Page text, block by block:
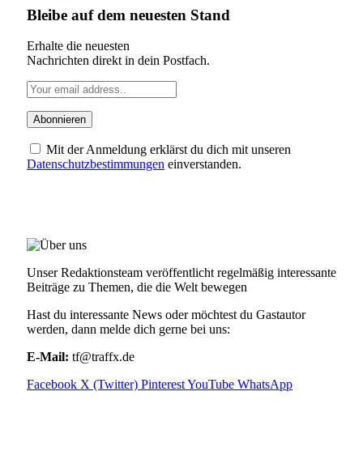
Bleibe auf dem neuesten Stand
Erhalte die neuesten
Nachrichten direkt in dein Postfach.
Mit der Anmeldung erklärst du dich mit unseren
Datenschutzbestimmungen einverstanden.
Unser Redaktionsteam veröffentlicht regelmäßig interessante
Beiträge zu Themen, die die Welt bewegen
Hast du interessante News oder möchtest du Gastautor
werden, dann melde dich gerne bei uns:
E-Mail: tf@traffx.de
Facebook X (Twitter) PinterestYouTube WhatsApp